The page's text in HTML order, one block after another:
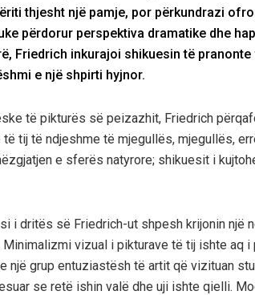
thjesht një pamje, por përkundrazi
përdorur perspektiva dramatike dhe
Friedrich inkurajoi shikuesin të pranonte
e një shpirti hyjnor.
të pikturës së peizazhit, Friedrich
tij të ndjeshme të mjegullës, mjegullës,
e sferës natyrore; shikuesit i
i dritës së Friedrich-ut shpesh krijonin një
vizual i pikturave të tij ishte aq i
një grup entuziastësh të artit që vizituan
se retë ishin valë dhe uji ishte qielli.